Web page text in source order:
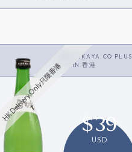
SAKAYA.CO PLUS
<SAKE>
IN香港
HK Delivery Only只限香港
$39
USD